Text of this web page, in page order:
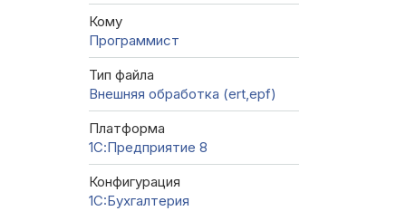
Кому
Программист
Тип файла
Внешняя обработка (ert,epf)
Платформа
1С:Предприятие 8
Конфигурация
1C:Бухгалтерия